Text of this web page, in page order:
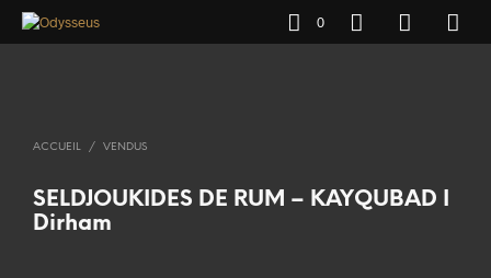
0
ACCUEIL / VENDUS
SELDJOUKIDES DE RUM – KAYQUBAD I
Dirham